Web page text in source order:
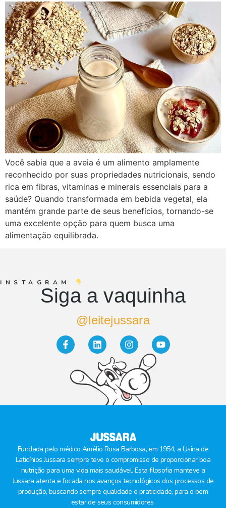
Você sabia que a aveia é um alimento amplamente
reconhecido por suas propriedades nutricionais, sendo
rica em fibras, vitaminas e minerais essenciais para a
saúde? Quando transformada em bebida vegetal, ela
mantém grande parte de seus benefícios, tornando-se
uma excelente opção para quem busca uma
alimentação equilibrada.
INSTAGRAM
Siga a vaquinha
@leitejussara
Fundada pelo médico Amélio Rosa Barbosa, em 1954, a Usina de
Laticínios Jussara sempre teve o compromisso de proporcionar boa
nutrição para uma vida mais saudável. Esta filosofia manteve a
Jussara atenta e focada nos avanços tecnológicos dos processos de
produção, buscando sempre qualidade e praticidade, para o bem
estar de seus consumidores.